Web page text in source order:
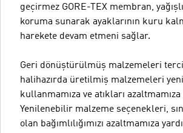
geçirmez GORE-TEX membran,
koruma sunarak ayaklarının kuru
harekete devam etmeni sağlar.
Geri dönüştürülmüş malzemeleri
halihazırda üretilmiş malzemeleri
kullanmamıza ve atıkları
Yenilenebilir malzeme seçenekleri,
olan bağımlılığımızı azaltmamıza